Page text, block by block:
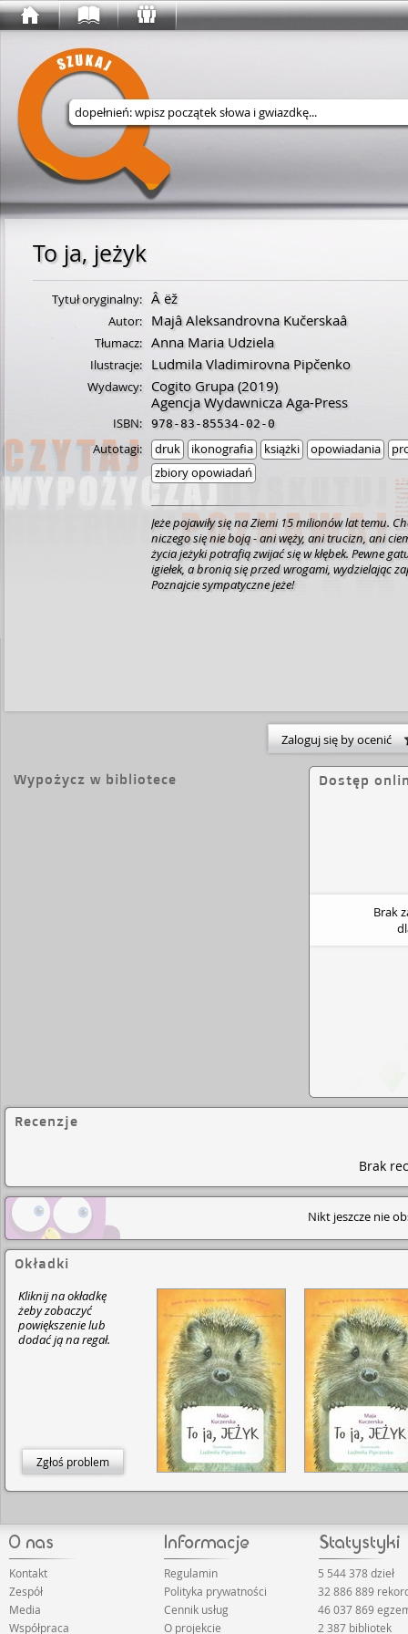
Wyszukaj w serwisie
To ja, jeżyk
Tytuł oryginalny: Â ëž
Autor: Majâ Aleksandrovna Kučerskaâ
Tłumacz: Anna Maria Udziela
Ilustracje: Ludmila Vladimirovna Pipčenko
Wydawcy: Cogito Grupa(2019)
Agencja Wydawnicza Aga-Press
ISBN: 978-83-85534-02-0
Autotagi: druk ikonografia książki opowiadania
zbiory opowiadań
Jeże pojawiły się na Ziemi 15 milionów lat temu.
niczego się nie boją - ani węży, ani trucizn, ani
życia jeżyki potrafią zwijać się w kłębek. Pewne
igiełek, a bronią się przed wrogami, wydzielając
Poznajcie sympatyczne jeże!
Zaloguj się by ocenić
Wypożycz w bibliotece Dostęp
Brak
Recenzje
Brak
Nikt jeszcze nie
Okładki
Kliknij na okładkę
żeby zobaczyć
powiększenie lub
dodać ją na regał.
Zgłoś problem
Kontakt
Zespół
Media
Współpraca
Regulamin
Polityka prywatności
Cennik usług
O projekcie
5 544 378 dzieł
32 886 889
46 037 869
2 387 bibliotek